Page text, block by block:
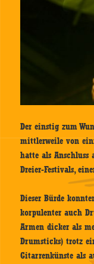
Der einstig zum
mittlerweile von
hatte als Anschluss
Dreier-Festivals,
Dieser Bürde
korpulenter auch
Armen dicker als
Drumsticks) trotz
Gitarrenkünste als